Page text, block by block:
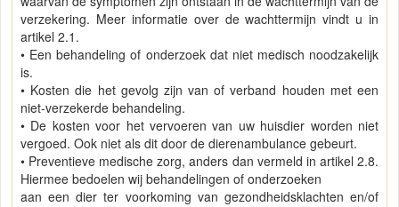
verzekering. Meer informatie over de wachttermijn vindt u in
artikel 2.1.
• Een behandeling of onderzoek dat niet medisch noodzakelijk
is.
• Kosten die het gevolg zijn van of verband houden met een
niet-verzekerde behandeling.
• De kosten voor het vervoeren van uw huisdier worden niet
vergoed. Ook niet als dit door de dierenambulance gebeurt.
• Preventieve medische zorg, anders dan vermeld in artikel 2.8.
Hiermee bedoelen wij behandelingen of onderzoeken
aan een dier ter voorkoming van gezondheidsklachten en/of